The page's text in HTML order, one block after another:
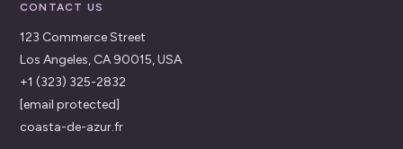
CONTACT US
123 Commerce Street
Los Angeles, CA 90015, USA
+1 (323) 325-2832
[email protected]
coasta-de-azur.fr